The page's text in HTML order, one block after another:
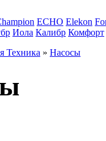
ECHO Elekon
Иола Калибр Комфорт
Техника » Насосы